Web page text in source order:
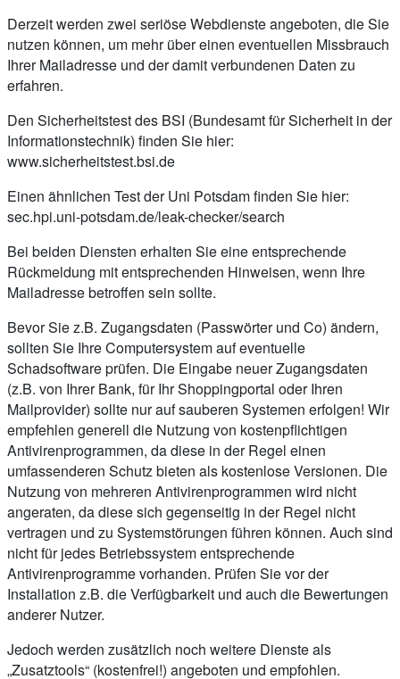
Derzeit werden zwei seriöse Webdienste angeboten, die Sie
nutzen können, um mehr über einen eventuellen Missbrauch
Ihrer Mailadresse und der damit verbundenen Daten zu
erfahren.
Den Sicherheitstest des BSI (Bundesamt für Sicherheit in der
Informationstechnik) finden Sie hier:
www.sicherheitstest.bsi.de
Einen ähnlichen Test der Uni Potsdam finden Sie hier:
sec.hpi.uni-potsdam.de/leak-checker/search
Bei beiden Diensten erhalten Sie eine entsprechende
Rückmeldung mit entsprechenden Hinweisen, wenn Ihre
Mailadresse betroffen sein sollte.
Bevor Sie z.B. Zugangsdaten (Passwörter und Co) ändern,
sollten Sie Ihre Computersystem auf eventuelle
Schadsoftware prüfen. Die Eingabe neuer Zugangsdaten
(z.B. von Ihrer Bank, für Ihr Shoppingportal oder Ihren
Mailprovider) sollte nur auf sauberen Systemen erfolgen! Wir
empfehlen generell die Nutzung von kostenpflichtigen
Antivirenprogrammen, da diese in der Regel einen
umfassenderen Schutz bieten als kostenlose Versionen. Die
Nutzung von mehreren Antivirenprogrammen wird nicht
angeraten, da diese sich gegenseitig in der Regel nicht
vertragen und zu Systemstörungen führen können. Auch sind
nicht für jedes Betriebssystem entsprechende
Antivirenprogramme vorhanden. Prüfen Sie vor der
Installation z.B. die Verfügbarkeit und auch die Bewertungen
anderer Nutzer.
Jedoch werden zusätzlich noch weitere Dienste als
„Zusatztools“ (kostenfrei!) angeboten und empfohlen.